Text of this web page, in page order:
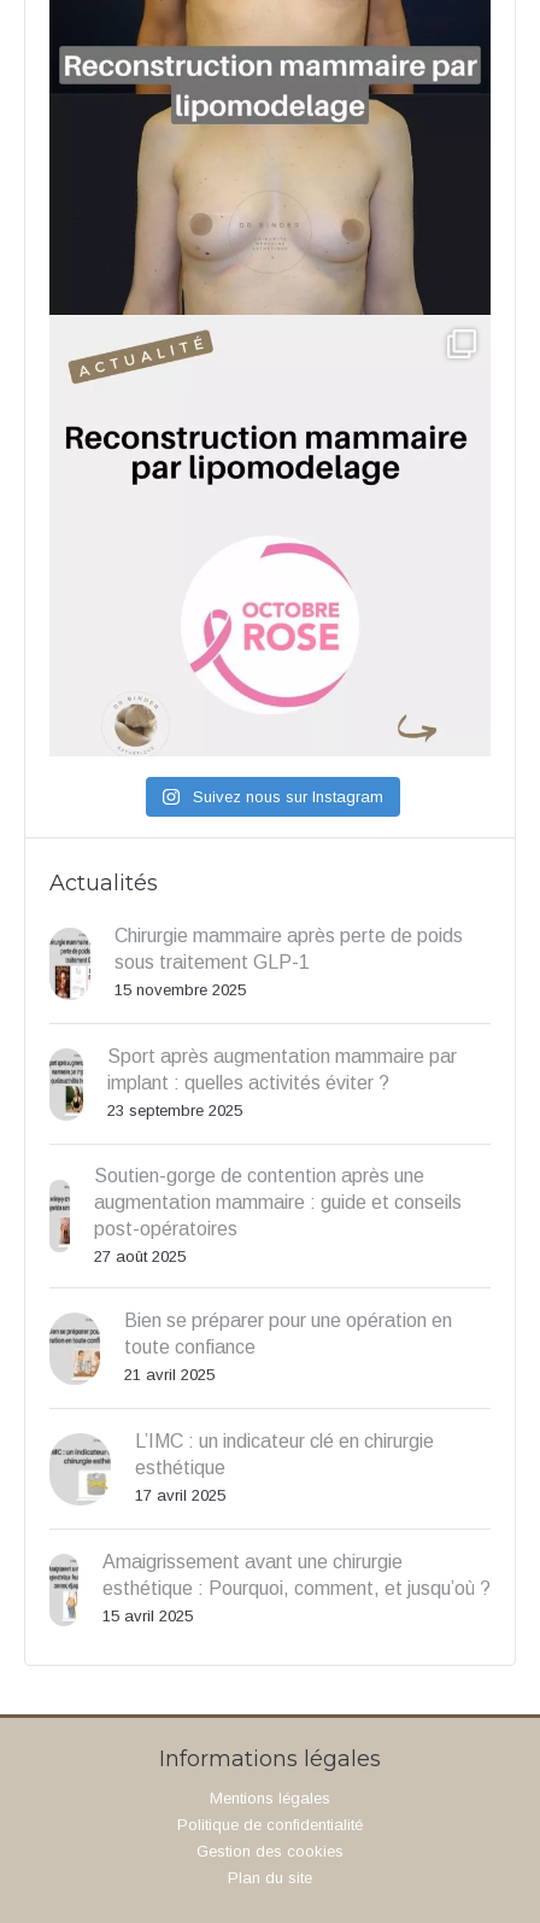
Suivez nous sur Instagram
Actualités
Chirurgie mammaire après perte de poids
sous traitement GLP-1
15 novembre 2025
Sport après augmentation mammaire par
implant : quelles activités éviter ?
23 septembre 2025
Soutien-gorge de contention après une
augmentation mammaire : guide et conseils
post-opératoires
27 août 2025
Bien se préparer pour une opération en
toute confiance
21 avril 2025
L’IMC : un indicateur clé en chirurgie
esthétique
17 avril 2025
Amaigrissement avant une chirurgie
esthétique : Pourquoi, comment, et jusqu’où ?
15 avril 2025
Informations légales
Mentions légales
Politique de confidentialité
Gestion des cookies
Plan du site